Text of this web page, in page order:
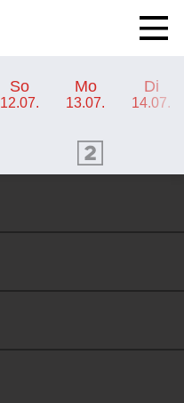
So
12.07.
Mo
13.07.
Di
14.07.
ORF 2 Programm